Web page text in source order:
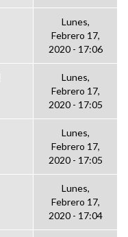
Lunes,
Febrero 17,
2020 - 17:06
Lunes,
Febrero 17,
2020 - 17:05
Lunes,
Febrero 17,
2020 - 17:05
Lunes,
Febrero 17,
2020 - 17:04